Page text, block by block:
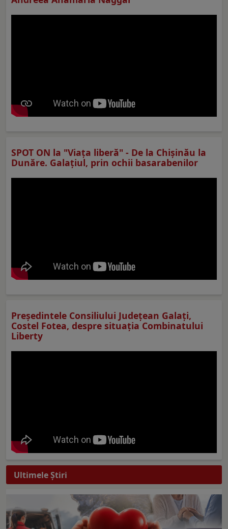
SPOT ON la "Viaţa liberă" - De la Chișinău la
Dunăre. Galațiul, prin ochii basarabenilor
Preşedintele Consiliului Judeţean Galaţi,
Costel Fotea, despre situaţia Combinatului
Liberty
Ultimele Ştiri